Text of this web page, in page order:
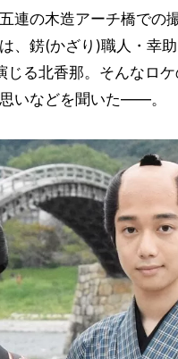
連の木造アーチ橋での
、錺(かざり)職人・幸
る北香那。そんなロ
いなどを聞いた――。